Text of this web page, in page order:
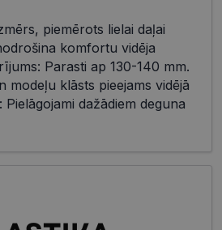
piemērots lielai daļai
komfortu vidēja
Parasti ap 130-140 mm.
modeļu klāsts pieejams vidējā
dažādiem deguna